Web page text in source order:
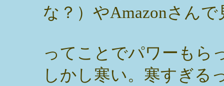
な？）やAmazonさん
ってことでパワーもら
しかし寒い。寒すぎる